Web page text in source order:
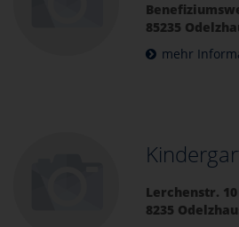
85235
mehr
Lerchenstr. 10
8235